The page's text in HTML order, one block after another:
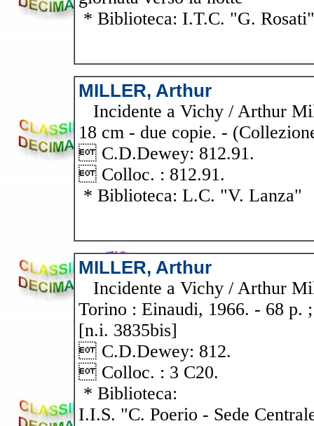
* Biblioteca: I.T.C. "G. Rosati"
MILLER, Arthur
Incidente a Vichy / Arthur
18 cm - due copie. -
 C.D.Dewey: 812.91.
 Colloc. : 812.91.
* Biblioteca: L.C. "V. Lanza"
MILLER, Arthur
Incidente a Vichy / Arthur
Torino : Einaudi, 1966. - 68 p.
[n.i. 3835bis]
 C.D.Dewey: 812.
 Colloc. : 3 C20.
* Biblioteca:
I.I.S. "C. Poerio - Sede